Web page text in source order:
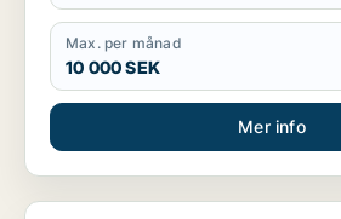
Max. per månad
10 000 SEK
Mer info